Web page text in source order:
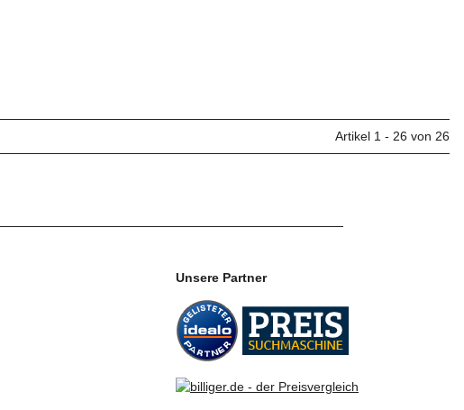
Artikel 1 - 26 von 26
Unsere Partner